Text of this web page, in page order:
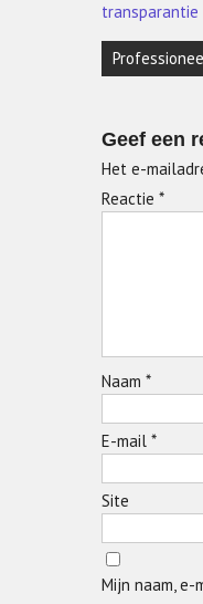
transparantie
Geef een
Het e-
Reactie *
Naam *
E-mail *
Site
Mijn naam,